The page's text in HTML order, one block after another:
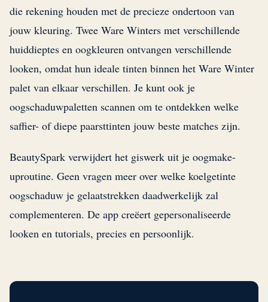
die rekening houden met de precieze ondertoon van
jouw kleuring. Twee Ware Winters met verschillende
huiddieptes en oogkleuren ontvangen verschillende
looken, omdat hun ideale tinten binnen het Ware Winter
palet van elkaar verschillen. Je kunt ook je
oogschaduwpaletten scannen om te ontdekken welke
saffier- of diepe paarsttinten jouw beste matches zijn.
BeautySpark verwijdert het giswerk uit je oogmake-
uproutine. Geen vragen meer over welke koelgetinte
oogschaduw je gelaatstrekken daadwerkelijk zal
complementeren. De app creëert gepersonaliseerde
looken en tutorials, precies en persoonlijk.